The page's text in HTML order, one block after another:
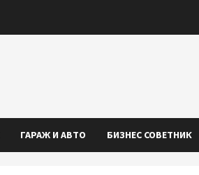
ГАРАЖ И АВТО БИЗНЕС СОВЕТНИК